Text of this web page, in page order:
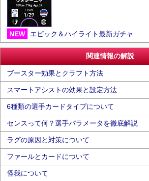
NEW エピック＆ハイライト最新ガチャ
関連情報の解説
ブースター効果とクラフト方法
スマートアシストの効果と設定方法
6種類の選手カードタイプについて
センスって何？選手パラメータを徹底解説
ラグの原因と対策について
ファールとカードについて
怪我について